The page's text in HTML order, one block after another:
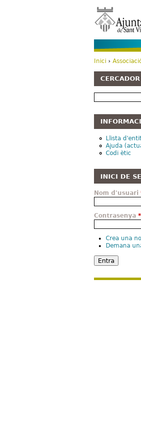
Esteu
Inici ›
Cerca
Llista
Ajuda
Codi ètic
INICI DE
Nom d'usuari
Contrasenya *
Crea una
Demana